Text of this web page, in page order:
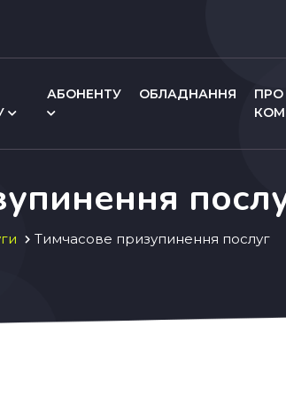
АБОНЕНТУ ОБЛАДНАННЯ
ПРО
Тимчасове призупинення послуг